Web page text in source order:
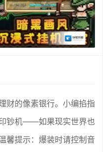
财的像素银行。小编掐指
钞机——如果现实世界也
馨提示：爆装时请控制音